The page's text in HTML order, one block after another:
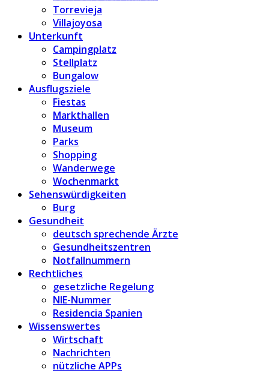
Torrevieja
Villajoyosa
Unterkunft
Campingplatz
Stellplatz
Bungalow
Ausflugsziele
Fiestas
Markthallen
Museum
Parks
Shopping
Wanderwege
Wochenmarkt
Sehenswürdigkeiten
Burg
Gesundheit
deutsch sprechende Ärzte
Gesundheitszentren
Notfallnummern
Rechtliches
gesetzliche Regelung
NIE-Nummer
Residencia Spanien
Wissenswertes
Wirtschaft
Nachrichten
nützliche APPs